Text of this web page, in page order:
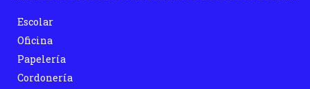
Escolar
Oficina
Papelería
Cordonería